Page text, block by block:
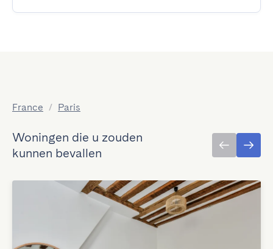
France / Paris
Woningen die u zouden
kunnen bevallen